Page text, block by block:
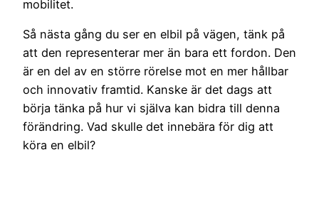
mobilitet.
Så nästa gång du ser en elbil på vägen, tänk på
att den representerar mer än bara ett fordon. Den
är en del av en större rörelse mot en mer hållbar
och innovativ framtid. Kanske är det dags att
börja tänka på hur vi själva kan bidra till denna
förändring. Vad skulle det innebära för dig att
köra en elbil?